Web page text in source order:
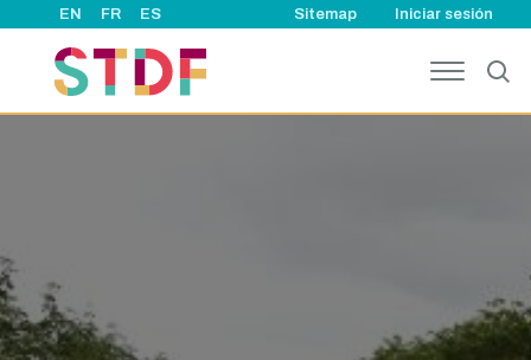
Pasar al contenido principal
EN FR ES Sitemap User account
Iniciar sesión